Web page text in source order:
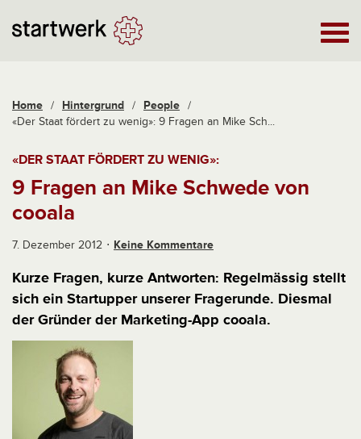
Home / Hintergrund / People /
«Der Staat fördert zu wenig»: 9 Fragen an Mike Sch...
«DER STAAT FÖRDERT ZU WENIG»:
9 Fragen an Mike Schwede von
cooala
7. Dezember 2012 Keine Kommentare
Kurze Fragen, kurze Antworten: Regelmässig stellt
sich ein Startupper unserer Fragerunde. Diesmal
der Gründer der Marketing-App cooala.